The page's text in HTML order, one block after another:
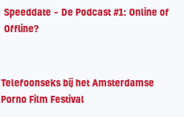
Speeddate – De Podcast #1: Online of
Offline?
Telefoonseks bij het Amsterdamse
Porno Film Festival